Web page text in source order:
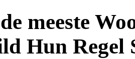
meeste
Hun Regel